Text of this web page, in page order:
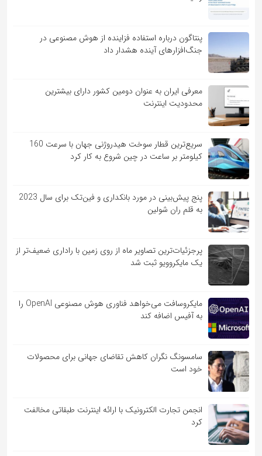
پنتاگون درباره استفاده فزاینده از هوش مصنوعی در
جنگ‌افزارهای آینده هشدار داد
معرفی ایران به عنوان دومین کشور دارای بیشترین
محدودیت اینترنت
سریع‌ترین قطار سوخت هیدروژنی جهان با سرعت 160
کیلومتر بر ساعت در چین شروع به کار کرد
پنج پیش‌بینی در مورد بانکداری و فین‌تک برای سال 2023
به قلم ران شولین
پرجزئیات‌ترین تصاویر ماه از روی زمین با راداری ضعیف‌تر از
یک مایکروویو ثبت شد
مایکروسافت می‌خواهد فناوری هوش مصنوعی OpenAI را
به آفیس اضافه کند
سامسونگ نگران کاهش تقاضای جهانی برای محصولات
خود است
انجمن تجارت الکترونیک با ارائه اینترنت طبقاتی مخالفت
کرد